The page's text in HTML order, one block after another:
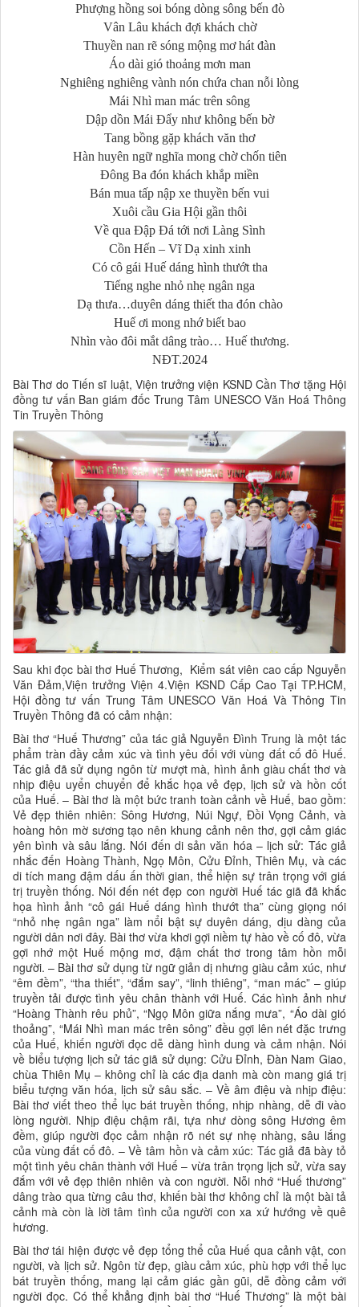
Phượng hồng soi bóng dòng sông bến đò
Vân Lâu khách đợi khách chờ
Thuyền nan rẽ sóng mộng mơ hát đàn
Áo dài gió thoảng mơn man
Nghiêng nghiêng vành nón chứa chan nỗi lòng
Mái Nhì man mác trên sông
Dập dồn Mái Đẩy như không bến bờ
Tang bồng gặp khách văn thơ
Hàn huyên ngữ nghĩa mong chờ chốn tiên
Đông Ba đón khách khắp miền
Bán mua tấp nập xe thuyền bến vui
Xuôi cầu Gia Hội gần thôi
Về qua Đập Đá tới nơi Làng Sình
Cồn Hến – Vĩ Dạ xinh xinh
Có cô gái Huế dáng hình thướt tha
Tiếng nghe nhỏ nhẹ ngân nga
Dạ thưa…duyên dáng thiết tha đón chào
Huế ơi mong nhớ biết bao
Nhìn vào đôi mắt dâng trào… Huế thương.
NĐT.2024
Bài Thơ do Tiến sĩ luật, Viện trưởng viện KSND Cần Thơ tặng Hội
đồng tư vấn Ban giám đốc Trung Tâm UNESCO Văn Hoá Thông
Tin Truyền Thông
Sau khi đọc bài thơ Huế Thương, Kiểm sát viên cao cấp Nguyễn
Văn Đảm,Viện trưởng Viện 4.Viện KSND Cấp Cao Tại TP.HCM,
Hội đồng tư vấn Trung Tâm UNESCO Văn Hoá Và Thông Tin
Truyền Thông đã có cảm nhận:
Bài thơ “Huế Thương” của tác giả Nguyễn Đình Trung là một tác
phẩm tràn đầy cảm xúc và tình yêu đối với vùng đất cố đô Huế.
Tác giả đã sử dụng ngôn từ mượt mà, hình ảnh giàu chất thơ và
nhịp điệu uyển chuyển để khắc họa vẻ đẹp, lịch sử và hồn cốt
của Huế. – Bài thơ là một bức tranh toàn cảnh về Huế, bao gồm:
Vẻ đẹp thiên nhiên: Sông Hương, Núi Ngự, Đồi Vọng Cảnh, và
hoàng hôn mờ sương tạo nên khung cảnh nên thơ, gợi cảm giác
yên bình và sâu lắng. Nói đến di sản văn hóa – lịch sử: Tác giả
nhắc đến Hoàng Thành, Ngọ Môn, Cửu Đỉnh, Thiên Mụ, và các
di tích mang đậm dấu ấn thời gian, thể hiện sự trân trọng với giá
trị truyền thống. Nói đến nét đẹp con người Huế tác giã đã khắc
họa hình ảnh “cô gái Huế dáng hình thướt tha” cùng giọng nói
“nhỏ nhẹ ngân nga” làm nổi bật sự duyên dáng, dịu dàng của
người dân nơi đây. Bài thơ vừa khơi gợi niềm tự hào về cố đô, vừa
gợi nhớ một Huế mộng mơ, đậm chất thơ trong tâm hồn mỗi
người. – Bài thơ sử dụng từ ngữ giản dị nhưng giàu cảm xúc, như
“êm đềm”, “tha thiết”, “đắm say”, “linh thiêng”, “man mác” – giúp
truyền tải được tình yêu chân thành với Huế. Các hình ảnh như
“Hoàng Thành rêu phủ”, “Ngọ Môn giữa nắng mưa”, “Áo dài gió
thoảng”, “Mái Nhì man mác trên sông” đều gợi lên nét đặc trưng
của Huế, khiến người đọc dễ dàng hình dung và cảm nhận. Nói
về biểu tượng lịch sử tác giã sử dụng: Cửu Đỉnh, Đàn Nam Giao,
chùa Thiên Mụ – không chỉ là các địa danh mà còn mang giá trị
biểu tượng văn hóa, lịch sử sâu sắc. – Về âm điệu và nhịp điệu:
Bài thơ viết theo thể lục bát truyền thống, nhịp nhàng, dễ đi vào
lòng người. Nhịp điệu chậm rãi, tựa như dòng sông Hương êm
đềm, giúp người đọc cảm nhận rõ nét sự nhẹ nhàng, sâu lắng
của vùng đất cố đô. – Về tâm hồn và cảm xúc: Tác giả đã bày tỏ
một tình yêu chân thành với Huế – vừa trân trọng lịch sử, vừa say
đắm với vẻ đẹp thiên nhiên và con người. Nỗi nhớ “Huế thương”
dâng trào qua từng câu thơ, khiến bài thơ không chỉ là một bài tả
cảnh mà còn là lời tâm tình của người con xa xứ hướng về quê
hương.
Bài thơ tái hiện được vẻ đẹp tổng thể của Huế qua cảnh vật, con
người, và lịch sử. Ngôn từ đẹp, giàu cảm xúc, phù hợp với thể lục
bát truyền thống, mang lại cảm giác gần gũi, dễ đồng cảm với
người đọc. Có thể khẳng định bài thơ “Huế Thương” là một bài